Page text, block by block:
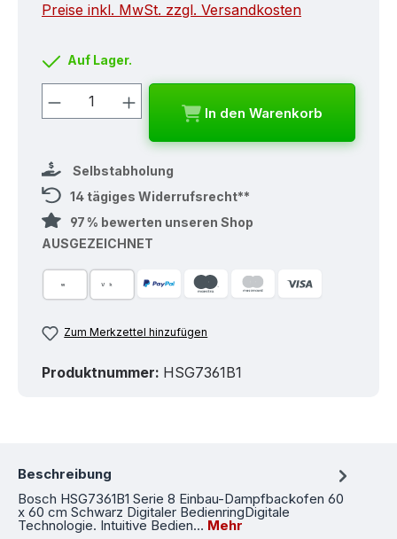
Preise inkl. MwSt. zzgl. Versandkosten
Auf Lager.
Produkt Anzahl: Gib den
In den Warenkorb
Selbstabholung
14 tägiges Widerrufsrecht**
97 % bewerten unseren Shop
AUSGEZEICHNET
Zum Merkzettel hinzufügen
Produktnummer: HSG7361B1
Beschreibung
Bosch HSG7361B1 Serie 8 Einbau-Dampfbackofen 60
x 60 cm Schwarz Digitaler BedienringDigitale
Technologie. Intuitive Bedien… Mehr